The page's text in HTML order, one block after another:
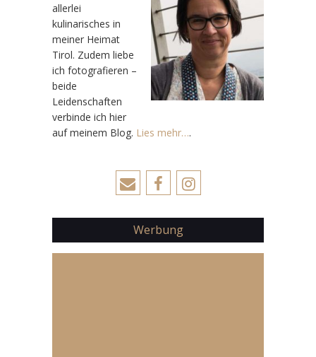
allerlei
kulinarisches in
meiner Heimat
Tirol. Zudem liebe
ich fotografieren –
beide
Leidenschaften
verbinde ich hier
auf meinem Blog. Lies mehr….
Werbung